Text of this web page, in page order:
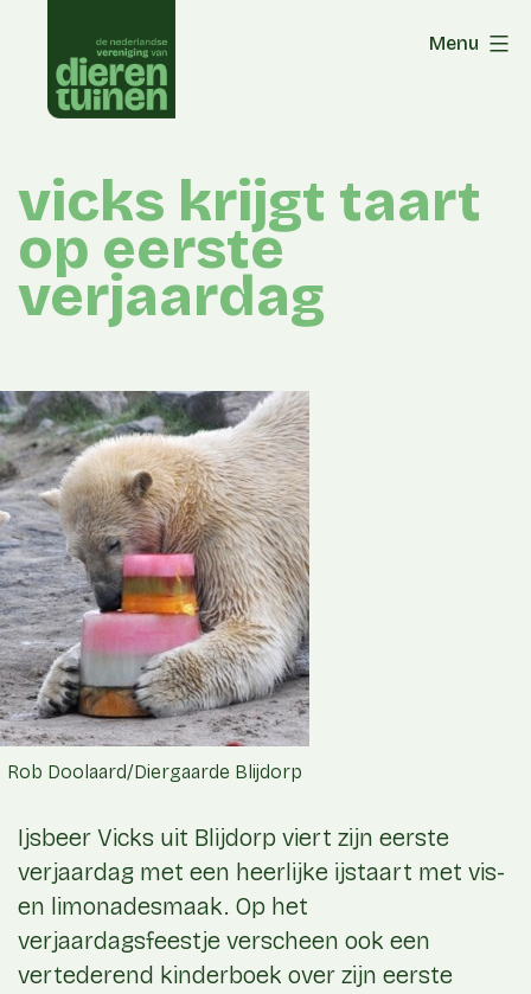
content
Menu
vicks krijgt taart
op eerste
verjaardag
Rob Doolaard/Diergaarde Blijdorp
Ijsbeer Vicks uit Blijdorp viert zijn eerste
verjaardag met een heerlijke ijstaart met vis-
en limonadesmaak. Op het
verjaardagsfeestje verscheen ook een
vertederend kinderboek over zijn eerste